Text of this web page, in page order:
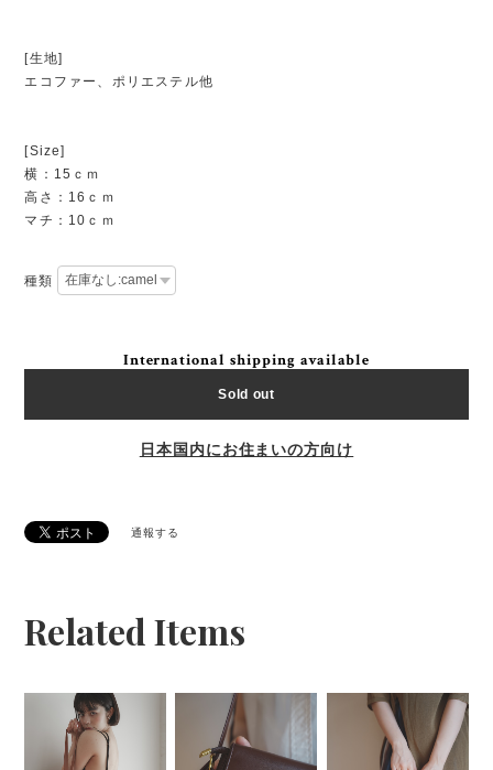
[生地]
エコファー、ポリエステル他
[Size]
横：15ｃｍ
高さ：16ｃｍ
マチ：10ｃｍ
種類
International shipping available
Sold out
日本国内にお住まいの方向け
通報する
Related Items